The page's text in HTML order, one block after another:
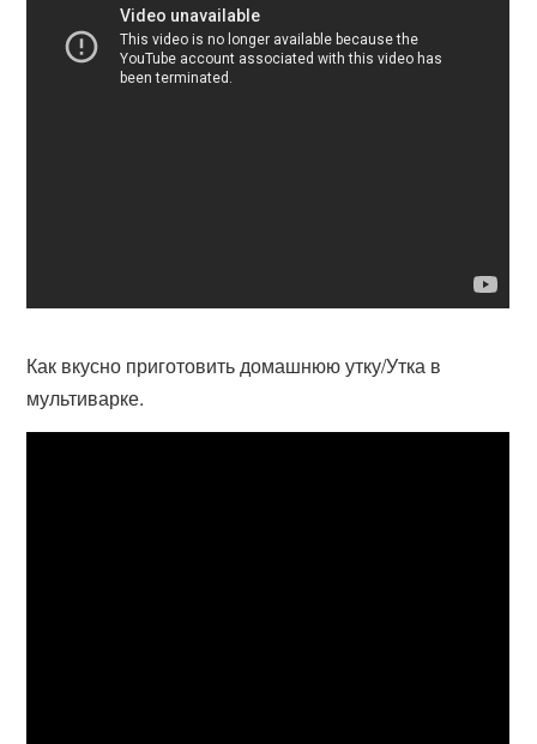
Как вкусно приготовить домашнюю утку/Утка в
мультиварке.